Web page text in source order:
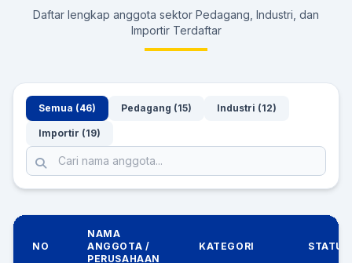
Daftar lengkap anggota sektor Pedagang, Industri, dan
Importir Terdaftar
Semua (46) Pedagang (15) Industri (12)
Importir (19)
NO
NAMA
ANGGOTA /
PERUSAHAAN
KATEGORI